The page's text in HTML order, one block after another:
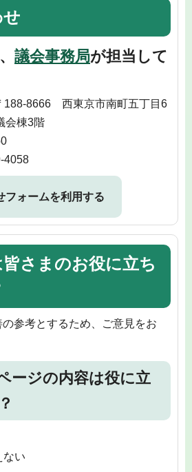
議会事務局が担当して
8666 西東京市南町五丁目6
会棟3階
4058
フォームを利用する
さまのお役に立ち
参考とするため、ご意見をお
ージの内容は役に立
ない